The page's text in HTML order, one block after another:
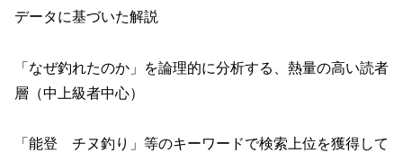
データに基づいた解説
「なぜ釣れたのか」を論理的に分析する、熱量の高い読者
層（中上級者中心）
「能登 チヌ釣り」等のキーワードで検索上位を獲得して